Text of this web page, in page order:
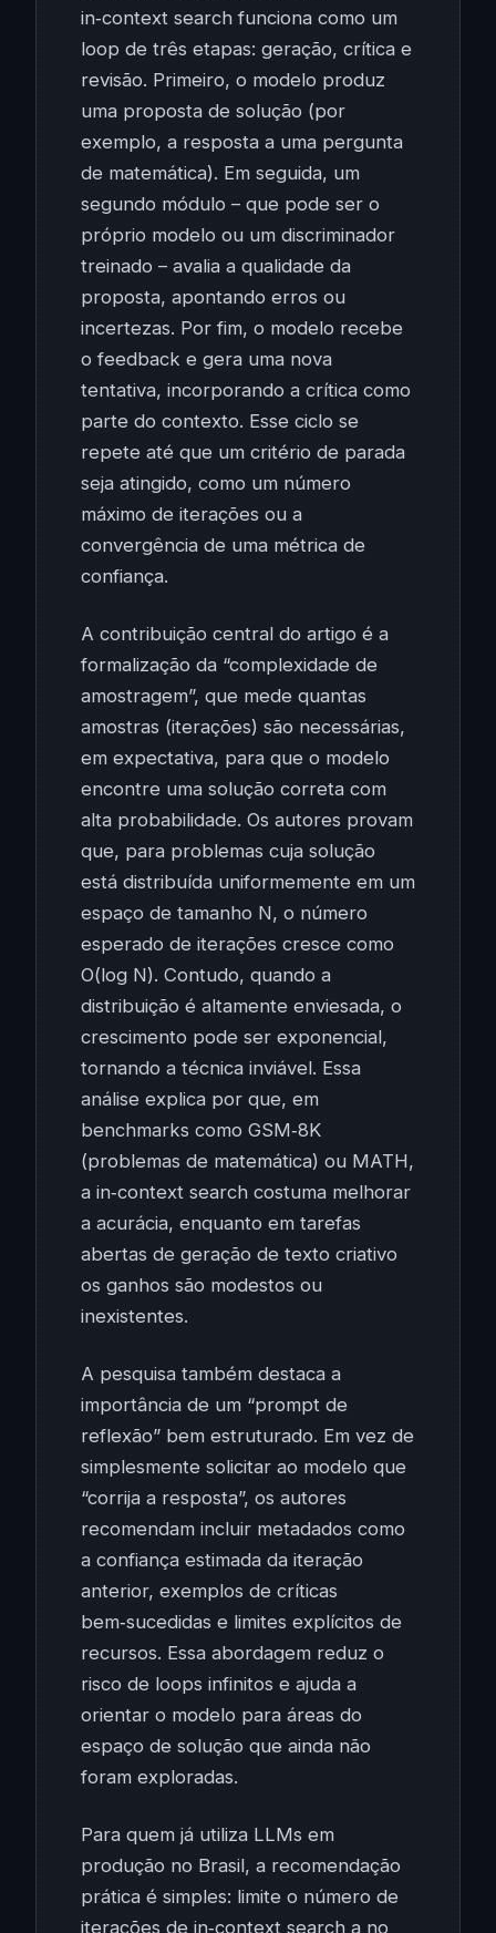
in‑context search funciona como um
loop de três etapas: geração, crítica e
revisão. Primeiro, o modelo produz
uma proposta de solução (por
exemplo, a resposta a uma pergunta
de matemática). Em seguida, um
segundo módulo – que pode ser o
próprio modelo ou um discriminador
treinado – avalia a qualidade da
proposta, apontando erros ou
incertezas. Por fim, o modelo recebe
o feedback e gera uma nova
tentativa, incorporando a crítica como
parte do contexto. Esse ciclo se
repete até que um critério de parada
seja atingido, como um número
máximo de iterações ou a
convergência de uma métrica de
confiança.
A contribuição central do artigo é a
formalização da “complexidade de
amostragem”, que mede quantas
amostras (iterações) são necessárias,
em expectativa, para que o modelo
encontre uma solução correta com
alta probabilidade. Os autores provam
que, para problemas cuja solução
está distribuída uniformemente em um
espaço de tamanho N, o número
esperado de iterações cresce como
O(log N). Contudo, quando a
distribuição é altamente enviesada, o
crescimento pode ser exponencial,
tornando a técnica inviável. Essa
análise explica por que, em
benchmarks como GSM‑8K
(problemas de matemática) ou MATH,
a in‑context search costuma melhorar
a acurácia, enquanto em tarefas
abertas de geração de texto criativo
os ganhos são modestos ou
inexistentes.
A pesquisa também destaca a
importância de um “prompt de
reflexão” bem estruturado. Em vez de
simplesmente solicitar ao modelo que
“corrija a resposta”, os autores
recomendam incluir metadados como
a confiança estimada da iteração
anterior, exemplos de críticas
bem‑sucedidas e limites explícitos de
recursos. Essa abordagem reduz o
risco de loops infinitos e ajuda a
orientar o modelo para áreas do
espaço de solução que ainda não
foram exploradas.
Para quem já utiliza LLMs em
produção no Brasil, a recomendação
prática é simples: limite o número de
iterações de in‑context search a no